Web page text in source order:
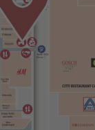
BALTIC
Ebenen 1-3
BALTIC
Ebene 1